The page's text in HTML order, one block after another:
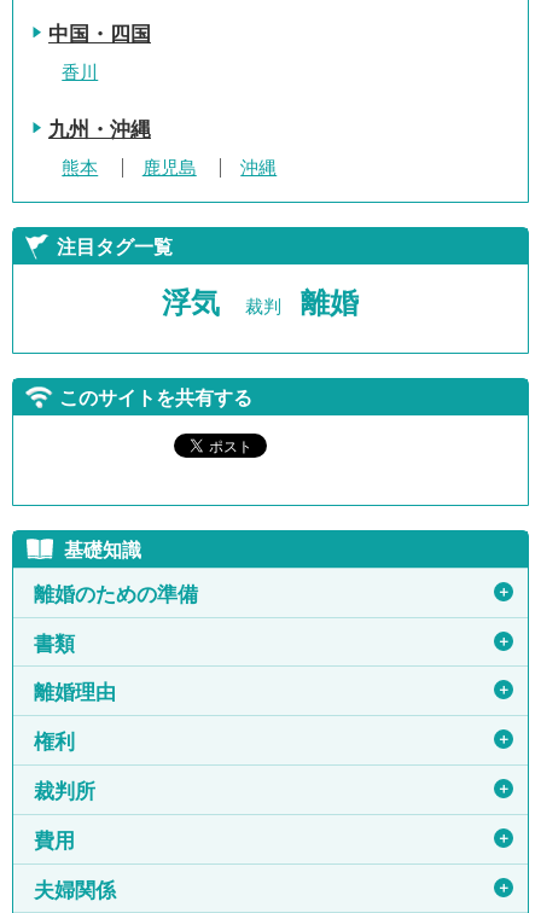
中国・四国
香川
九州・沖縄
熊本 鹿児島 沖縄
注目タグ一覧
浮気 裁判 離婚
このサイトを共有する
基礎知識
離婚のための準備 ＋
書類 ＋
離婚理由 ＋
権利 ＋
裁判所 ＋
費用 ＋
夫婦関係 ＋